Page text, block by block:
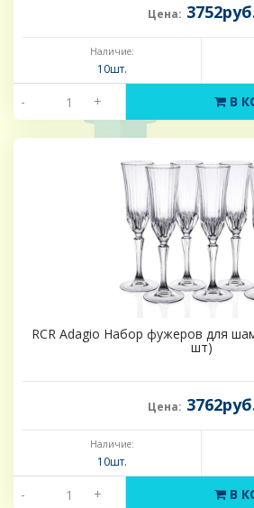
Цена:
Наличие:
10шт.
- + В
RCR Adagio Набор фужеров для
шт)
Цена:
Наличие:
10шт.
- + В